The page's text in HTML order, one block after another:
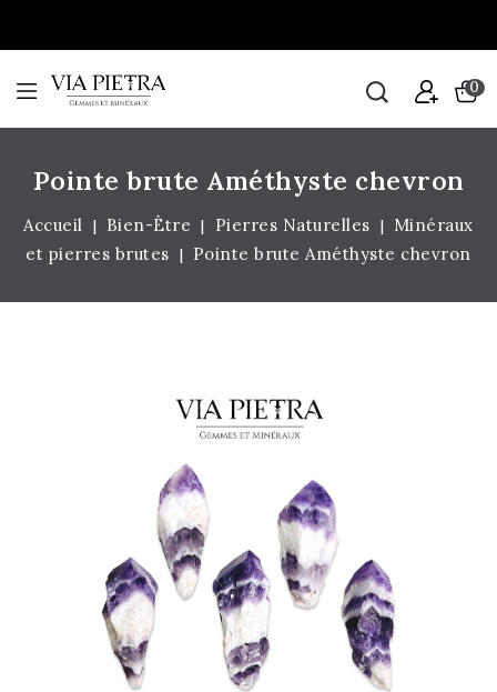
0
Pointe brute Améthyste chevron
Accueil Bien-Être Pierres Naturelles
Minéraux
et pierres brutes
Pointe brute Améthyste chevron